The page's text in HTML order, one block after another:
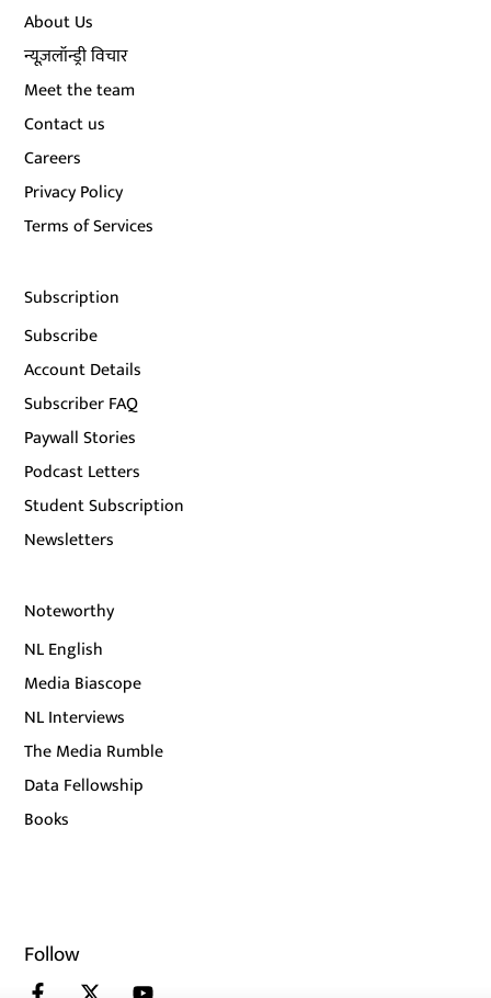
About Us
न्यूज़लॉन्ड्री विचार
Meet the team
Contact us
Careers
Privacy Policy
Terms of Services
Subscription
Subscribe
Account Details
Subscriber FAQ
Paywall Stories
Podcast Letters
Student Subscription
Newsletters
Noteworthy
NL English
Media Biascope
NL Interviews
The Media Rumble
Data Fellowship
Books
Follow